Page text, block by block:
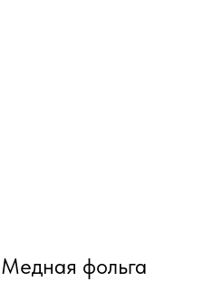
Медная фольга